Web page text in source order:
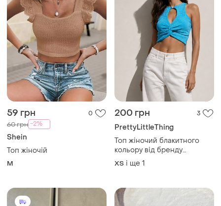
59 грн 0
60 грн -2%
Shein
Топ жіночій
200 грн 3
PrettyLittleThing
Топ жіночий блакитного
кольору від бренду
prettylittlething s
і ще 1